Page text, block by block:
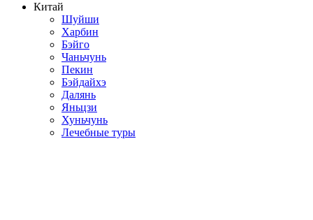
Китай
Шуйши
Харбин
Бэйго
Чаньчунь
Пекин
Бэйдайхэ
Далянь
Яньцзи
Хуньчунь
Лечебные туры